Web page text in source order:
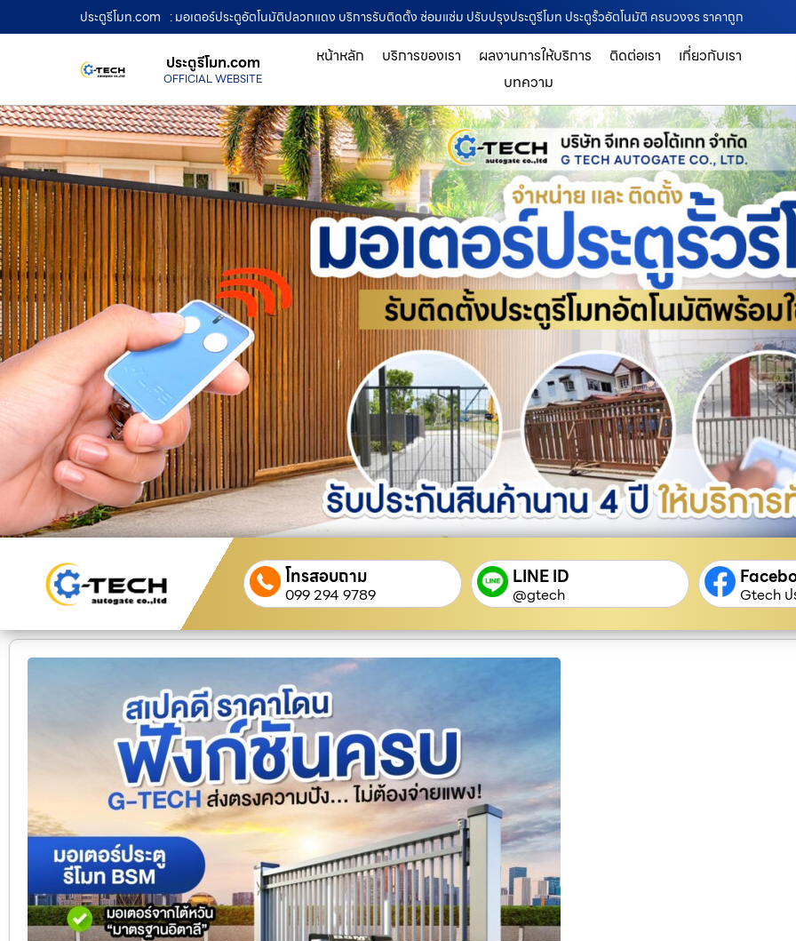
ประตูรีโมท.com : มอเตอร์ประตูอัตโนมัติปลวกแดง บริการรับติดตั้ง ซ่อมแซ่ม ปรับปรุงประตูรีโมท ประตูรั้วอัตโนมัติ ครบวงจร ราคาถูก
ประตูรีโมท.com
OFFICIAL WEBSITE
หน้าหลัก บริการของเรา ผลงานการให้บริการ ติดต่อเรา
เกี่ยวกับเรา
บทความ
โทรสอบถาม
099 294 9789
LINE ID
@gtech Gtech ป